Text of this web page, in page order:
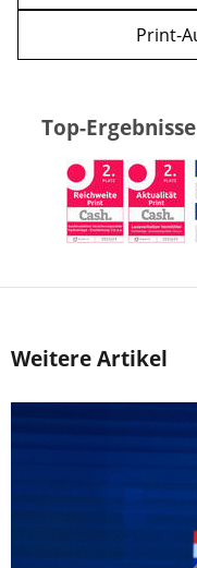
Print-
Top-
Weitere Artikel